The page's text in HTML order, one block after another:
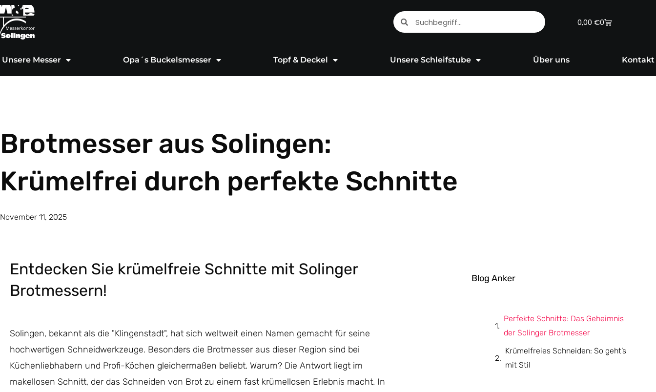
Zum
Inhalt
springen
SucheSuche 0,00 €0
Warenkorb
Unsere Messer Opa´s Buckelsmesser Topf & Deckel Unsere Schleifstube Über uns Kontakt
Brotmesser aus Solingen:
Krümelfrei durch perfekte Schnitte
November 11, 2025
Entdecken Sie krümelfreie Schnitte mit Solinger
Brotmessern!
Solingen, bekannt als die "Klingenstadt", hat sich weltweit einen Namen gemacht für seine
hochwertigen Schneidwerkzeuge. Besonders die Brotmesser aus dieser Region sind bei
Küchenliebhabern und Profi-Köchen gleichermaßen beliebt. Warum? Die Antwort liegt im
makellosen Schnitt, der das Schneiden von Brot zu einem fast krümellosen Erlebnis macht. In
Blog Anker
Perfekte Schnitte: Das Geheimnis
der Solinger Brotmesser
Krümelfreies Schneiden: So geht’s
mit Stil